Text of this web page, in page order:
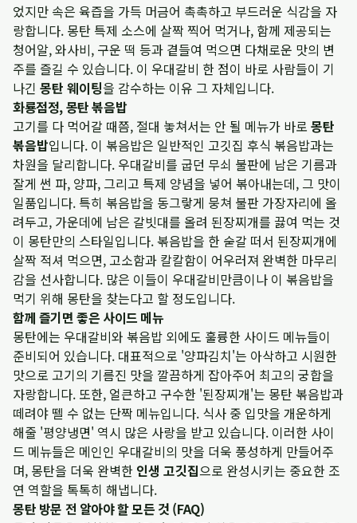
었지만 속은 육즙을 가득 머금어 촉촉하고 부드러운 식감을 자
랑합니다. 몽탄 특제 소스에 살짝 찍어 먹거나, 함께 제공되는
청어알, 와사비, 구운 떡 등과 곁들여 먹으면 다채로운 맛의 변
주를 즐길 수 있습니다. 이 우대갈비 한 점이 바로 사람들이 기
나긴 몽탄 웨이팅을 감수하는 이유 그 자체입니다.
화룡점정, 몽탄 볶음밥
고기를 다 먹어갈 때쯤, 절대 놓쳐서는 안 될 메뉴가 바로 몽탄
볶음밥입니다. 이 볶음밥은 일반적인 고깃집 후식 볶음밥과는
차원을 달리합니다. 우대갈비를 굽던 무쇠 불판에 남은 기름과
잘게 썬 파, 양파, 그리고 특제 양념을 넣어 볶아내는데, 그 맛이
일품입니다. 특히 볶음밥을 동그랗게 뭉쳐 불판 가장자리에 올
려두고, 가운데에 남은 갈빗대를 올려 된장찌개를 끓여 먹는 것
이 몽탄만의 스타일입니다. 볶음밥을 한 숟갈 떠서 된장찌개에
살짝 적셔 먹으면, 고소함과 칼칼함이 어우러져 완벽한 마무리
감을 선사합니다. 많은 이들이 우대갈비만큼이나 이 볶음밥을
먹기 위해 몽탄을 찾는다고 할 정도입니다.
함께 즐기면 좋은 사이드 메뉴
몽탄에는 우대갈비와 볶음밥 외에도 훌륭한 사이드 메뉴들이
준비되어 있습니다. 대표적으로 '양파김치'는 아삭하고 시원한
맛으로 고기의 기름진 맛을 깔끔하게 잡아주어 최고의 궁합을
자랑합니다. 또한, 얼큰하고 구수한 '된장찌개'는 몽탄 볶음밥과
떼려야 뗄 수 없는 단짝 메뉴입니다. 식사 중 입맛을 개운하게
해줄 '평양냉면' 역시 많은 사랑을 받고 있습니다. 이러한 사이
드 메뉴들은 메인인 우대갈비의 맛을 더욱 풍성하게 만들어주
며, 몽탄을 더욱 완벽한 인생 고깃집으로 완성시키는 중요한 조
연 역할을 톡톡히 해냅니다.
몽탄 방문 전 알아야 할 모든 것 (FAQ)